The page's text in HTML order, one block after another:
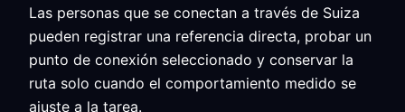
Las personas que se conectan a través de Suiza
pueden registrar una referencia directa, probar un
punto de conexión seleccionado y conservar la
ruta solo cuando el comportamiento medido se
ajuste a la tarea.